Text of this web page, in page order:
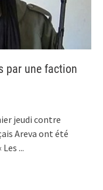
par une faction
jeudi contre
Areva ont été
Les...